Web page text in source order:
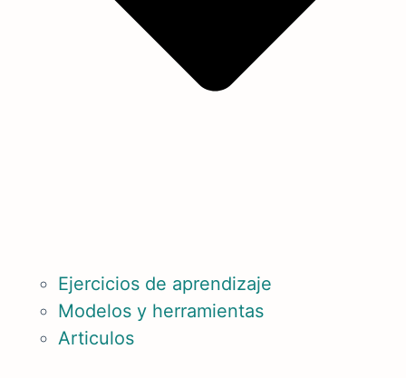
Ejercicios de aprendizaje
Modelos y herramientas
Articulos